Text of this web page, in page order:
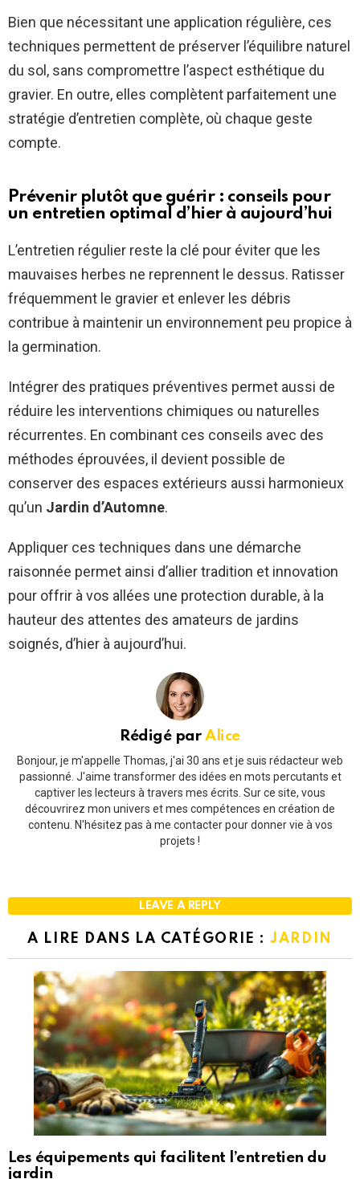
Bien que nécessitant une application régulière, ces
techniques permettent de préserver l’équilibre naturel
du sol, sans compromettre l’aspect esthétique du
gravier. En outre, elles complètent parfaitement une
stratégie d’entretien complète, où chaque geste
compte.
Prévenir plutôt que guérir : conseils pour
un entretien optimal d’hier à aujourd’hui
L’entretien régulier reste la clé pour éviter que les
mauvaises herbes ne reprennent le dessus. Ratisser
fréquemment le gravier et enlever les débris
contribue à maintenir un environnement peu propice à
la germination.
Intégrer des pratiques préventives permet aussi de
réduire les interventions chimiques ou naturelles
récurrentes. En combinant ces conseils avec des
méthodes éprouvées, il devient possible de
conserver des espaces extérieurs aussi harmonieux
qu’un Jardin d’Automne.
Appliquer ces techniques dans une démarche
raisonnée permet ainsi d’allier tradition et innovation
pour offrir à vos allées une protection durable, à la
hauteur des attentes des amateurs de jardins
soignés, d’hier à aujourd’hui.
Rédigé parAlice
Bonjour, je m'appelle Thomas, j'ai 30 ans et je suis rédacteur web
passionné. J'aime transformer des idées en mots percutants et
captiver les lecteurs à travers mes écrits. Sur ce site, vous
découvrirez mon univers et mes compétences en création de
contenu. N'hésitez pas à me contacter pour donner vie à vos
projets !
LEAVE A REPLY
A LIRE DANS LA CATÉGORIE :JARDIN
Les équipements qui facilitent l’entretien du
jardin